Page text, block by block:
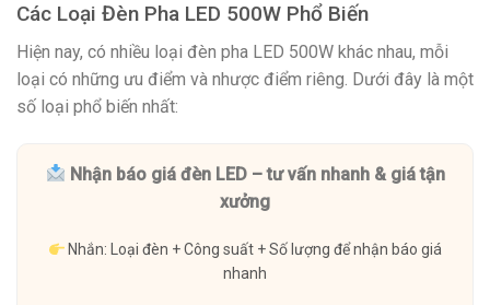
Các Loại Đèn Pha LED 500W Phổ Biến
Hiện nay, có nhiều loại đèn pha LED 500W khác nhau, mỗi
loại có những ưu điểm và nhược điểm riêng. Dưới đây là một
số loại phổ biến nhất:
Nhận báo giá đèn LED – tư vấn nhanh & giá tận
xưởng
Nhắn: Loại đèn + Công suất + Số lượng để nhận báo giá
nhanh